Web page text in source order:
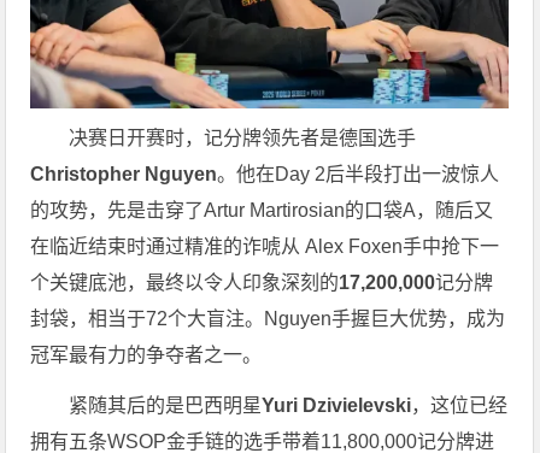
决赛日开赛时，记分牌领先者是德国选手
Christopher Nguyen。他在Day 2后半段打出一波惊人
的攻势，先是击穿了Artur Martirosian的口袋A，随后又
在临近结束时通过精准的诈唬从 Alex Foxen手中抢下一
个关键底池，最终以令人印象深刻的17,200,000记分牌
封袋，相当于72个大盲注。Nguyen手握巨大优势，成为
冠军最有力的争夺者之一。
紧随其后的是巴西明星Yuri Dzivielevski，这位已经
拥有五条WSOP金手链的选手带着11,800,000记分牌进